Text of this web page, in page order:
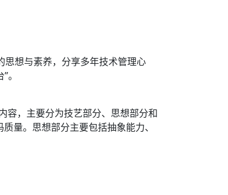
思想与素养，分享多年技术管理心
。
容，主要分为技艺部分、思想部分和
量。思想部分主要包括抽象能力、